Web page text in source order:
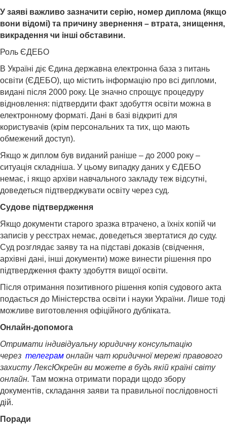
У заяві важливо зазначити серію, номер диплома (якщо
вони відомі) та причину звернення – втрата, знищення,
викрадення чи інші обставини.
Роль ЄДЕБО
В Україні діє Єдина державна електронна база з питань
освіти (ЄДЕБО), що містить інформацію про всі дипломи,
видані після 2000 року. Це значно спрощує процедуру
відновлення: підтвердити факт здобуття освіти можна в
електронному форматі. Дані в базі відкриті для
користувачів (крім персональних та тих, що мають
обмежений доступ).
Якщо ж диплом був виданий раніше – до 2000 року –
ситуація складніша. У цьому випадку даних у ЄДЕБО
немає, і якщо архіви навчального закладу теж відсутні,
доведеться підтверджувати освіту через суд.
Судове підтвердження
Якщо документи старого зразка втрачено, а їхніх копій чи
записів у реєстрах немає, доведеться звертатися до суду.
Суд розглядає заяву та на підставі доказів (свідчення,
архівні дані, інші документи) може винести рішення про
підтвердження факту здобуття вищої освіти.
Після отримання позитивного рішення копія судового акта
подається до Міністерства освіти і науки України. Лише тоді
можливе виготовлення офіційного дубліката.
Онлайн-допомога
Отримати індивідуальну юридичну консультацію
через телеграм онлайн чат юридичної мережі правового
захисту ЛексЮкрейн ви можете в будь якій країні світу
онлайн. Там можна отримати поради щодо збору
документів, складання заяви та правильної послідовності
дій.
Поради